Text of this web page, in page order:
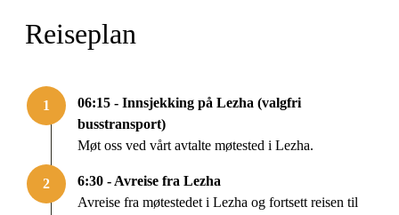
Reiseplan
1
06:15 - Innsjekking på Lezha (valgfri
busstransport)
Møt oss ved vårt avtalte møtested i Lezha.
2
6:30 - Avreise fra Lezha
Avreise fra møtestedet i Lezha og fortsett reisen til